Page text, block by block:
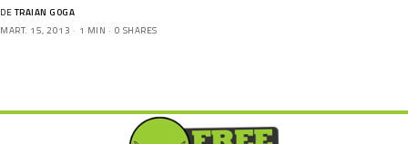
DE TRAIAN GOGA
MART. 15, 2013
1 MIN 0 SHARES